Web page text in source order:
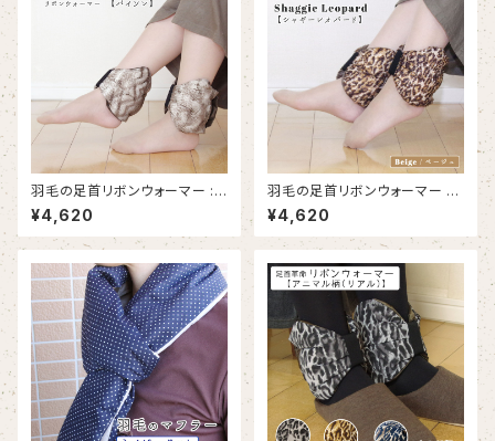
羽毛の足首リボンウォーマー :
パイソン（RA010）｜RIBBON-
warmer / Animal pattern : P
ython
¥4,620
羽毛の足首リボンウォーマー シ
ャギーレオパード：ベージュ | RI
BBON-warmer Shaggie Le
opard : Beige
¥4,620